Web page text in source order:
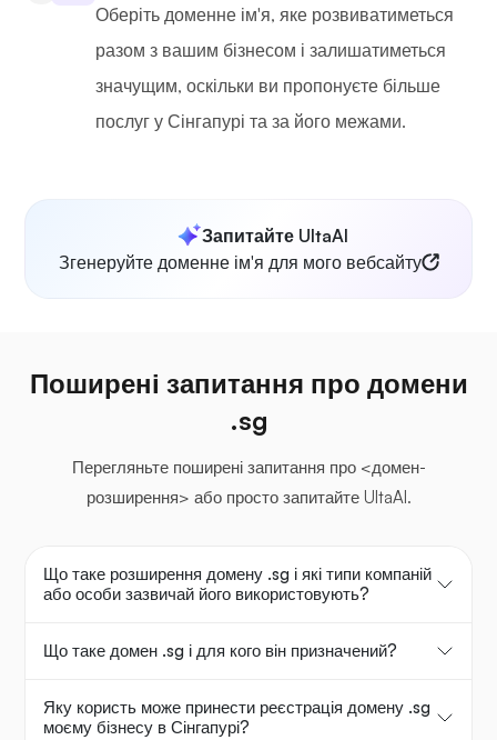
Оберіть доменне ім'я, яке розвиватиметься
разом з вашим бізнесом і залишатиметься
значущим, оскільки ви пропонуєте більше
послуг у Сінгапурі та за його межами.
Запитайте UltaAI
Згенеруйте доменне ім'я для мого вебсайту
Поширені запитання про домени
.sg
Перегляньте поширені запитання про <домен-
розширення> або просто запитайте UltaAI.
Що таке розширення домену .sg і які типи компаній
або особи зазвичай його використовують?
Що таке домен .sg і для кого він призначений?
Яку користь може принести реєстрація домену .sg
моєму бізнесу в Сінгапурі?